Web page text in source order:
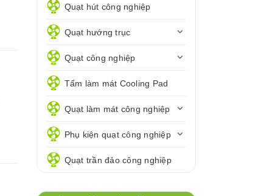
Quạt hút công nghiệp
Quạt hướng trục
Quạt công nghiệp
Tấm làm mát Cooling Pad
Quạt làm mát công nghiệp
Phụ kiện quạt công nghiệp
Quạt trần đảo công nghiệp